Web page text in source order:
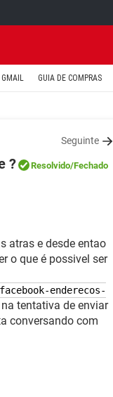
GMAIL GUIA DE COMPRAS
Seguinte
? Resolvido/Fechado
atras e desde entao
o que é possivel ser
enderecos-
tentativa de enviar
conversando com